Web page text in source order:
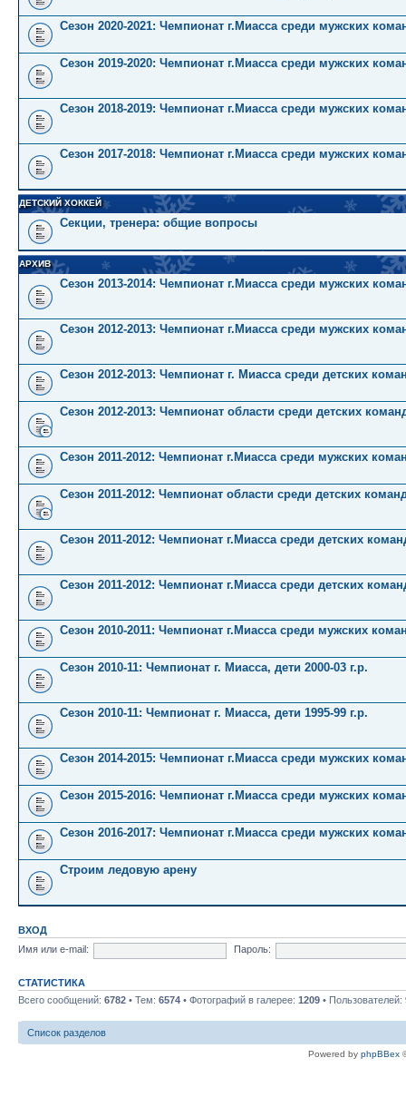
Сезон 2020-2021: Чемпионат г.Миасса среди мужских
Сезон 2019-2020: Чемпионат г.Миасса среди мужских
Сезон 2018-2019: Чемпионат г.Миасса среди мужских
Сезон 2017-2018: Чемпионат г.Миасса среди мужских
ДЕТСКИЙ ХОККЕЙ
Секции, тренера: общие вопросы
АРХИВ
Сезон 2013-2014: Чемпионат г.Миасса среди мужских
Сезон 2012-2013: Чемпионат г.Миасса среди мужских
Сезон 2012-2013: Чемпионат г. Миасса среди детских
Сезон 2012-2013: Чемпионат области среди детских
Сезон 2011-2012: Чемпионат г.Миасса среди мужских
Сезон 2011-2012: Чемпионат области среди детских
Сезон 2011-2012: Чемпионат г.Миасса среди детских
Сезон 2011-2012: Чемпионат г.Миасса среди детских
Сезон 2010-2011: Чемпионат г.Миасса среди мужских
Сезон 2010-11: Чемпионат г. Миасса, дети 2000-03 г.р.
Сезон 2010-11: Чемпионат г. Миасса, дети 1995-99 г.р.
Сезон 2014-2015: Чемпионат г.Миасса среди мужских
Сезон 2015-2016: Чемпионат г.Миасса среди мужских
Сезон 2016-2017: Чемпионат г.Миасса среди мужских
Строим ледовую арену
ВХОД
Имя или e-mail:
Пароль:
СТАТИСТИКА
Всего сообщений: 6782 • Тем: 6574 • Фотографий в галерее: 1209 • Пользователей:
Список разделов
Powered by phpBBex